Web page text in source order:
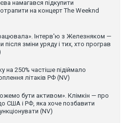
намагався підкупити
на концерт The Weeknd
Інтерв'ю з Железняком —
зміни уряду і тих, хто програв
на 250% частіше підіймало
літаків РФ (NV)
бути активом». Клімкін — про
США і РФ, яка хоче позбавити
(NV)